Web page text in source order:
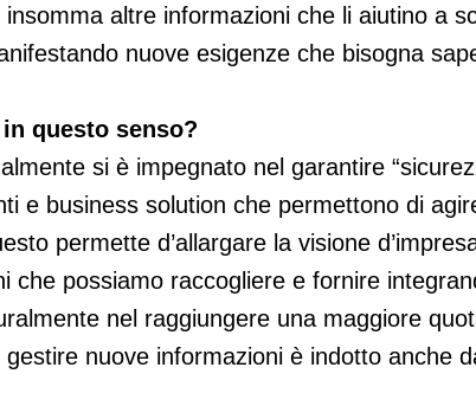
altre informazioni che li aiutino a
nuove esigenze che bisogna
questo senso?
si è impegnato nel garantire
e business solution che permettono di
permette d’allargare la visione
che possiamo raccogliere e fornire
nel raggiungere una maggiore
gestire nuove informazioni è indotto anche